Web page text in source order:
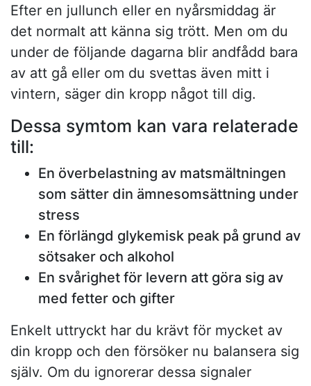
Efter en jullunch eller en nyårsmiddag är
det normalt att känna sig trött. Men om du
under de följande dagarna blir andfådd bara
av att gå eller om du svettas även mitt i
vintern, säger din kropp något till dig.
Dessa symtom kan vara relaterade
till:
En överbelastning av matsmältningen
som sätter din ämnesomsättning under
stress
En förlängd glykemisk peak på grund av
sötsaker och alkohol
En svårighet för levern att göra sig av
med fetter och gifter
Enkelt uttryckt har du krävt för mycket av
din kropp och den försöker nu balansera sig
själv. Om du ignorerar dessa signaler